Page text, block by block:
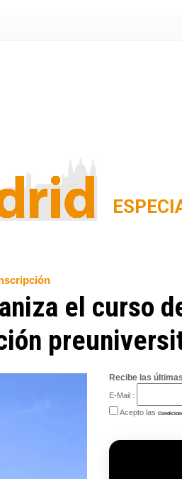
el curso
Recibe las
E-Mail :
Acepto las